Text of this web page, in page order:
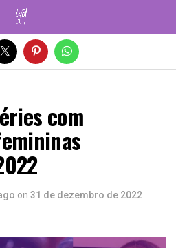
com
on 31 de dezembro de 2022
versão mobile